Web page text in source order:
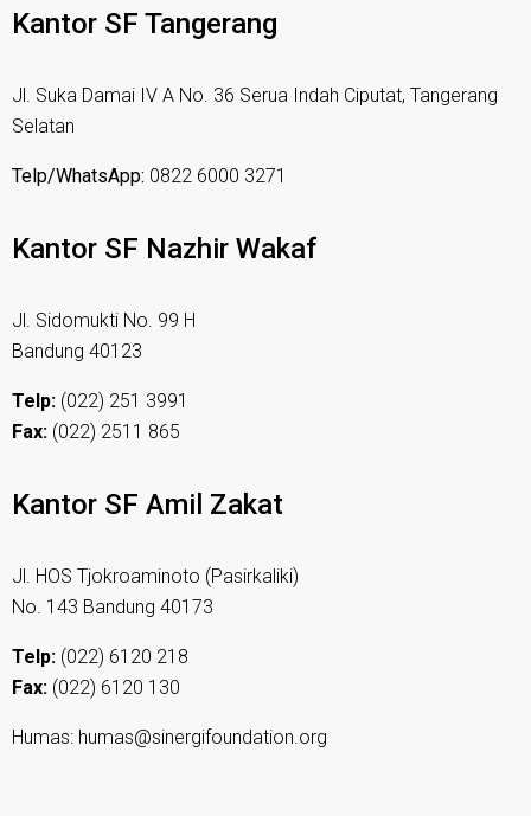
Kantor SF Tangerang
Jl. Suka Damai IV A No. 36 Serua Indah Ciputat, Tangerang
Selatan
Telp/WhatsApp: 0822 6000 3271
Kantor SF Nazhir Wakaf
Jl. Sidomukti No. 99 H
Bandung 40123
Telp: (022) 251 3991
Fax: (022) 2511 865
Kantor SF Amil Zakat
Jl. HOS Tjokroaminoto (Pasirkaliki)
No. 143 Bandung 40173
Telp: (022) 6120 218
Fax: (022) 6120 130
Humas: humas@sinergifoundation.org